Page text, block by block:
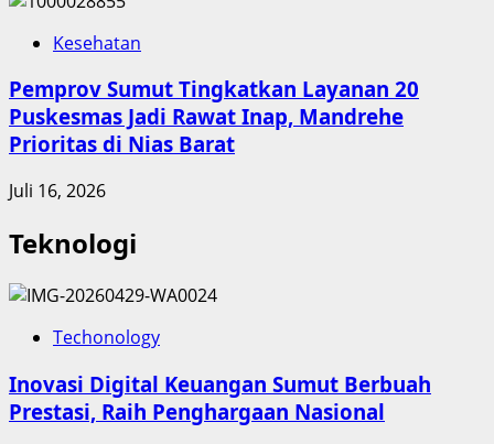
Kesehatan
Pemprov Sumut Tingkatkan Layanan 20
Puskesmas Jadi Rawat Inap, Mandrehe
Prioritas di Nias Barat
Juli 16, 2026
Teknologi
Techonology
Inovasi Digital Keuangan Sumut Berbuah
Prestasi, Raih Penghargaan Nasional